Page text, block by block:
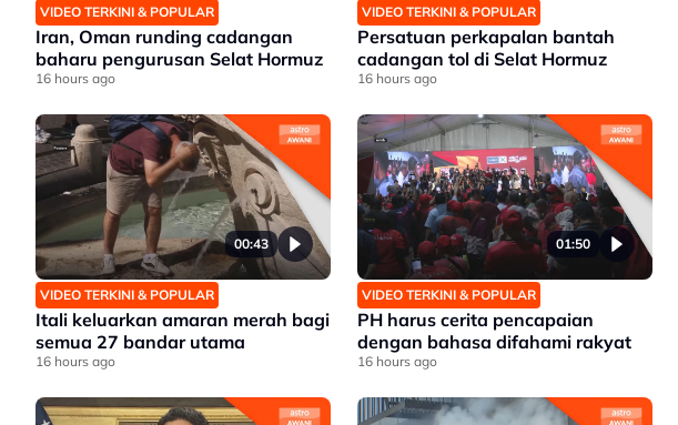
VIDEO TERKINI & POPULAR
Iran, Oman runding cadangan
baharu pengurusan Selat Hormuz
16 hours ago
VIDEO TERKINI & POPULAR
Persatuan perkapalan bantah
cadangan tol di Selat Hormuz
16 hours ago
00:43
VIDEO TERKINI & POPULAR
Itali keluarkan amaran merah bagi
semua 27 bandar utama
16 hours ago
01:50
VIDEO TERKINI & POPULAR
PH harus cerita pencapaian
dengan bahasa difahami rakyat
16 hours ago